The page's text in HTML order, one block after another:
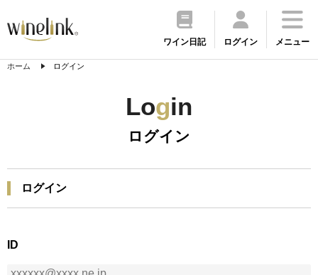
ワイン日記 ログイン メニュー
ホーム ログイン
Login
ログイン
ログイン
ID